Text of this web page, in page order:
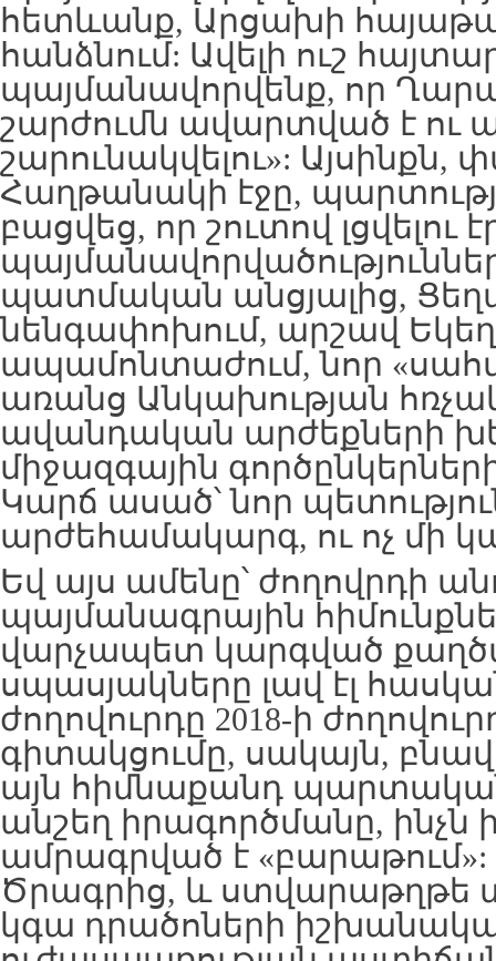
հետևանք, Արցախի
հանձնում: Ավելի ուշ
պայմանավորվենք, որ
շարժումն ավարտված է ու
շարունակվելու»: Այսինքն,
Հաղթանակի էջը,
բացվեց, որ շուտով լցվելու
պատմական անցյալից,
նենգափոխում, արշավ
ապամոնտաժում, նոր
առանց Անկախության
ավանդական արժեքների
միջազգային
Կարճ ասած՝ նոր
արժեհամակարգ, ու ոչ մի
Եվ այս ամենը՝ ժողովրդի
պայմանագրային
վարչապետ կարգված
սպասյակները լավ էլ
ժողովուրդը 2018-ի
գիտակցումը, սակայն, բնավ
այն հիմնաքանդ
անշեղ իրագործմանը, ինչն
ամրագրված է
Ծրագրից, և ստվարաթղթե
կգա դրածոների